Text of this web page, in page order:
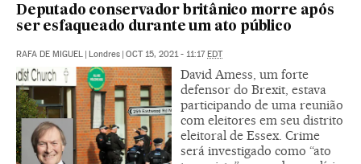
Deputado conservador britânico morre após
ser esfaqueado durante um ato público
RAFA DE MIGUEL Londres OCT 15, 2021 - 11:17 EDT
David Amess, um forte
defensor do Brexit, estava
participando de uma reunião
com eleitores em seu distrito
eleitoral de Essex. Crime
será investigado como “ato